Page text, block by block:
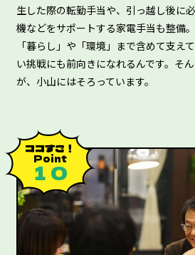
生した際の転勤手当や、引っ越し後に
機などをサポートする家電手当も整備
「暮らし」や「環境」まで含めて支え
い挑戦にも前向きになれるんです。そ
が、小山にはそろっています。
ココすご！
Point
１０